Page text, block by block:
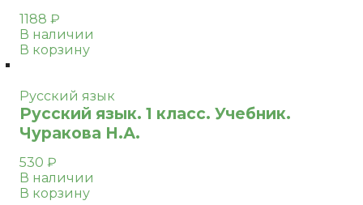
1188 ₽
В наличии
В корзину
Русский язык
Русский язык. 1 класс. Учебник.
Чуракова Н.А.
530 ₽
В наличии
В корзину